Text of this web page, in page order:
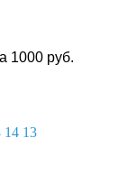
1000 руб.
14 13